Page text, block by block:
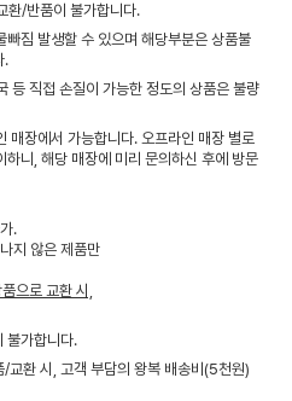
환/반품이 불가합니다.
짐 발생할 수 있으며 해당부분은 상품불
.
등 직접 손질이 가능한 정도의 상품은 불량
매장에서 가능합니다. 오프라인 매장 별로
니, 해당 매장에 미리 문의하신 후에 방문
.
지 않은 제품만
으로 교환 시,
불가합니다.
교환 시, 고객 부담의 왕복 배송비(5천원)